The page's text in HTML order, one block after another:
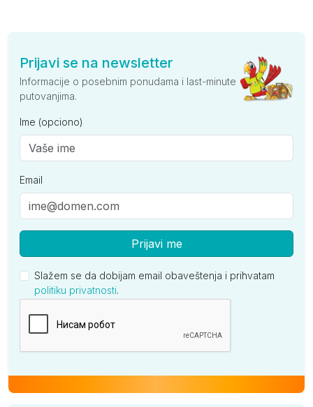
Prijavi se na newsletter
Informacije o posebnim ponudama i last-minute
putovanjima.
Ime (opciono)
Email
Prijavi me
Slažem se da dobijam email obaveštenja i prihvatam
politiku privatnosti.